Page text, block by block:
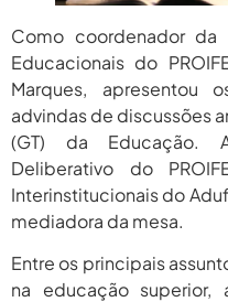
Como coordenador
Educacionais do
Marques, apresentou
advindas de discussões
(GT) da Educação.
Deliberativo do
Interinstitucionais do
mediadora da mesa.
Entre os principais
na educação